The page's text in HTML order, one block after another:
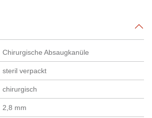
Chirurgische Absaugkanüle
steril verpackt
chirurgisch
2,8 mm